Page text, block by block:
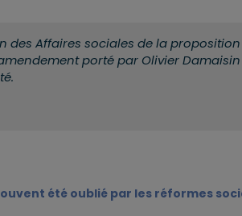
des Affaires sociales de la
porté par Olivier
été oublié par les réformes